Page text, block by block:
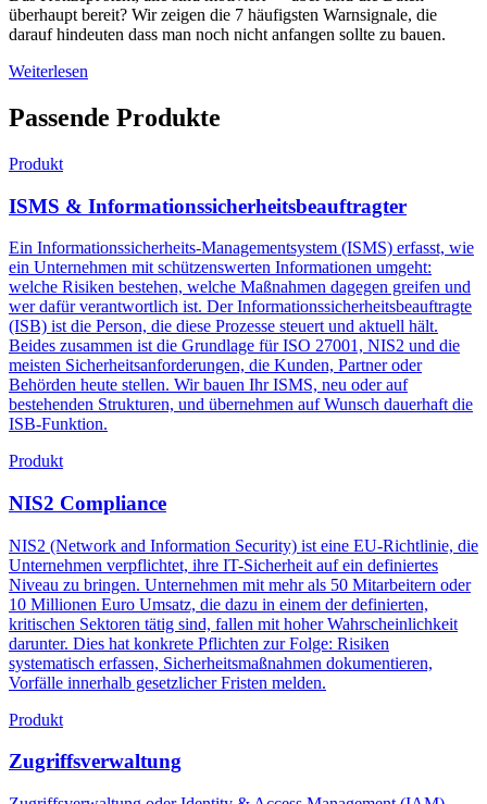
überhaupt bereit? Wir zeigen die 7 häufigsten Warnsignale, die
darauf hindeuten dass man noch nicht anfangen sollte zu bauen.
Weiterlesen
Passende Produkte
Produkt
ISMS & Informationssicherheitsbeauftragter
Ein Informationssicherheits-Managementsystem (ISMS) erfasst, wie
ein Unternehmen mit schützenswerten Informationen umgeht:
welche Risiken bestehen, welche Maßnahmen dagegen greifen und
wer dafür verantwortlich ist. Der Informationssicherheitsbeauftragte
(ISB) ist die Person, die diese Prozesse steuert und aktuell hält.
Beides zusammen ist die Grundlage für ISO 27001, NIS2 und die
meisten Sicherheitsanforderungen, die Kunden, Partner oder
Behörden heute stellen. Wir bauen Ihr ISMS, neu oder auf
bestehenden Strukturen, und übernehmen auf Wunsch dauerhaft die
ISB-Funktion.
Produkt
NIS2 Compliance
NIS2 (Network and Information Security) ist eine EU-Richtlinie, die
Unternehmen verpflichtet, ihre IT-Sicherheit auf ein definiertes
Niveau zu bringen. Unternehmen mit mehr als 50 Mitarbeitern oder
10 Millionen Euro Umsatz, die dazu in einem der definierten,
kritischen Sektoren tätig sind, fallen mit hoher Wahrscheinlichkeit
darunter. Dies hat konkrete Pflichten zur Folge: Risiken
systematisch erfassen, Sicherheitsmaßnahmen dokumentieren,
Vorfälle innerhalb gesetzlicher Fristen melden.
Produkt
Zugriffsverwaltung